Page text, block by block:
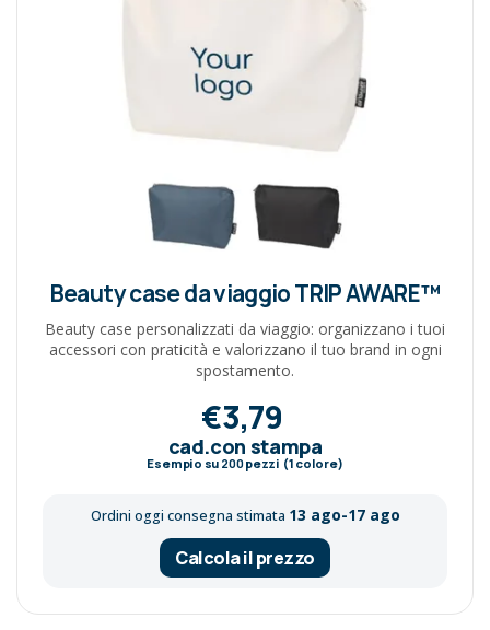
Beauty case da viaggio TRIP AWARE™
Beauty case personalizzati da viaggio: organizzano i tuoi
accessori con praticità e valorizzano il tuo brand in ogni
spostamento.
€3,79
cad.con stampa
Esempio su 200pezzi (1 colore)
Ordini oggi consegna stimata 13 ago-17 ago
Calcola il prezzo